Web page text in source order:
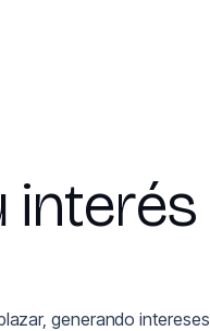
interés
generando intereses